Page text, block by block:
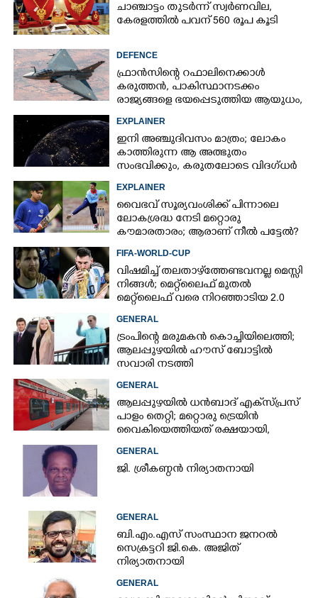
ചാഞ്ചാട്ടം തുടർന്ന് സ്വർണവില,
കേരളത്തിൽ പവന് 560 രൂപ കൂടി
DEFENCE
ഫ്രാൻസിന്റെ റഫാലിനെക്കാൾ
കരുത്തൻ,​ പാകിസ്ഥാനടക്കം
രാജ്യങ്ങളെ ഭയപ്പെടുത്തിയ ആയുധം,​
ഇന്ത്യ നിർമ്മിച്ച എണ്ണം 100ലേക്ക്
EXPLAINER
ഇനി അഞ്ചുദിവസം മാത്രം; ലോകം
കാത്തിരുന്ന ആ അത്ഭുതം
സംഭവിക്കും, കരുതലോടെ വിദഗ്ധർ
EXPLAINER
വൈഭവ് സൂര്യവംശിക്ക് പിന്നാലെ
ലോകശ്രദ്ധ നേടി മറ്റൊരു
കൗമാരതാരം; ആരാണ് നീൽ പട്ടേൽ?
FIFA-WORLD-CUP
വിഷമിച്ച് തലതാഴ്‌ത്തേണ്ടവനല്ല മെസ്സി
നിങ്ങള്‍; മെറ്റ്‌ലൈഫ് മുതല്‍
മെറ്റ്‌ലൈഫ് വരെ നിറഞ്ഞാടിയ 2.0
GENERAL
ട്രംപിന്റെ മരുമകൻ കൊച്ചിയിലെത്തി;
ആലപ്പുഴയിൽ ഹൗസ് ബോട്ടിൽ
സവാരി നടത്തി
GENERAL
ആലപ്പുഴയിൽ ധൻബാദ് എക്‌സ്പ്രസ്
പാളം തെറ്റി; മറ്റൊരു ട്രെയിൻ
വൈകിയെത്തിയത് രക്ഷയായി,
ഒഴിവായത് വൻ ദുരന്തം
GENERAL
ജി. ശ്രീകണ്ഠൻ നിര്യാതനായി
GENERAL
ബി.എം.എസ് സംസ്ഥാന ജനറൽ
സെക്രട്ടറി ജി.കെ. അജിത്
നിര്യാതനായി
GENERAL